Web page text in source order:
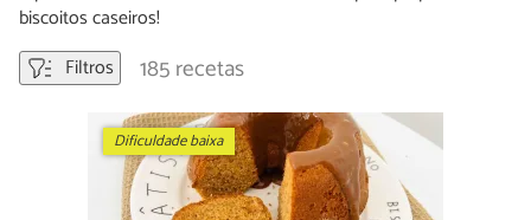
biscoitos caseiros!
Filtros
185 recetas
Dificuldade baixa